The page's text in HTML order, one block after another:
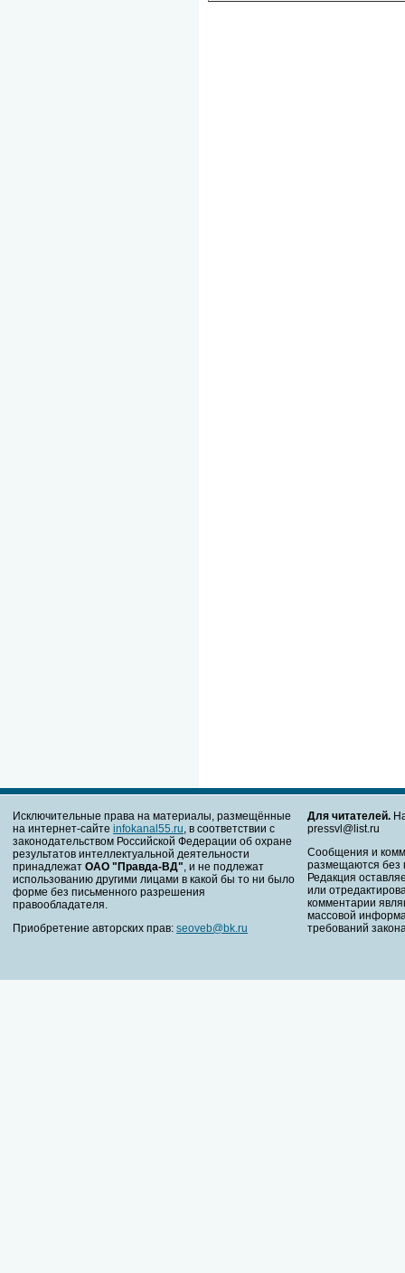
Исключительные права на материалы, размещённые
на интернет-сайте infokanal55.ru , в соответствии с
законодательством Российской Федерации об охране
результатов интеллектуальной деятельности
принадлежат ОАО "Правда-ВД" , и не подлежат
использованию другими лицами в какой бы то ни было
форме без письменного разрешения
правообладателя.
Приобретение авторских прав: seoveb@bk.ru
Для читателей.
pressvl@list.ru
Сообщения и
размещаются без
Редакция
или
комментарии
массовой
требований